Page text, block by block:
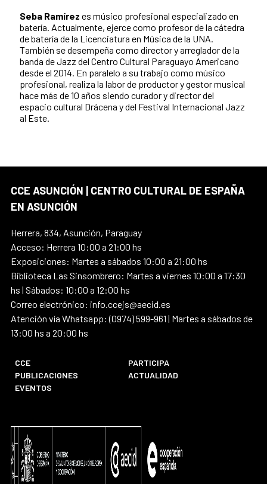
Seba Ramírez es músico profesional especializado en
batería. Actualmente, ejerce como profesor de la cátedra
de batería de la Licenciatura en Música de la UNA.
También se desempeña como director y arreglador de la
banda de Jazz del Centro Cultural Paraguayo Americano
desde el 2014. En paralelo a su trabajo como músico
profesional, realiza la labor de productor y gestor musical
hace más de 10 años siendo curador y director del
espacio cultural Drácena y del Festival Internacional Jazz
al Este.
CCE ASUNCIÓN | CENTRO CULTURAL DE ESPAÑA
EN ASUNCIÓN
Herrera, 834, Asunción, Paraguay
Acceso: Herrera 10:00 a 21:00 hs
Exposiciones: Martes a sábados 10:00 a 21:00 hs
Biblioteca Las Sinsombrero: Martes a viernes 10:00 a 17:30
hs | Sábados: 10:00 a 12:00 hs
Correo electrónico: info.ccejs@aecid.es
Atención vía Whatsapp: (0974) 599-961 | Martes a sábados de
13:00 hs a 20:00 hs
CCE
PARTICIPA
PUBLICACIONES
ACTUALIDAD
EVENTOS